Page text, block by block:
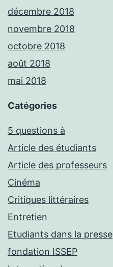
décembre 2018
novembre 2018
octobre 2018
août 2018
mai 2018
Catégories
5 questions à
Article des étudiants
Article des professeurs
Cinéma
Critiques littéraires
Entretien
Etudiants dans la presse
fondation ISSEP